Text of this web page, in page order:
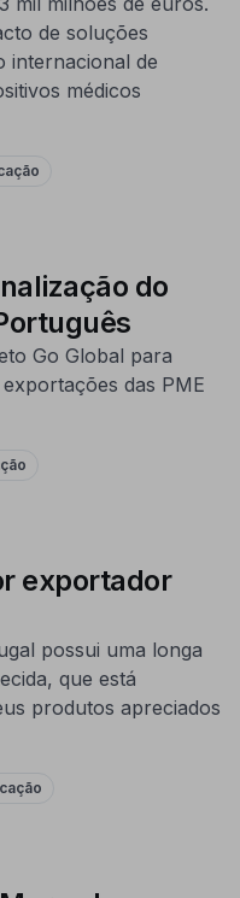
de soluções
internacional de
médicos
do
Go Global para
das PME
exportador
possui uma longa
que está
produtos apreciados